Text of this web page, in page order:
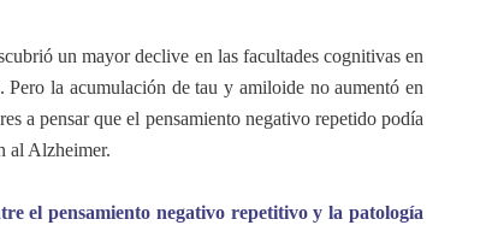
un mayor declive en las facultades cognitivas en
Pero la acumulación de tau y amiloide no aumentó en
a pensar que el pensamiento negativo repetido podía
al Alzheimer.
el pensamiento negativo repetitivo y la patología